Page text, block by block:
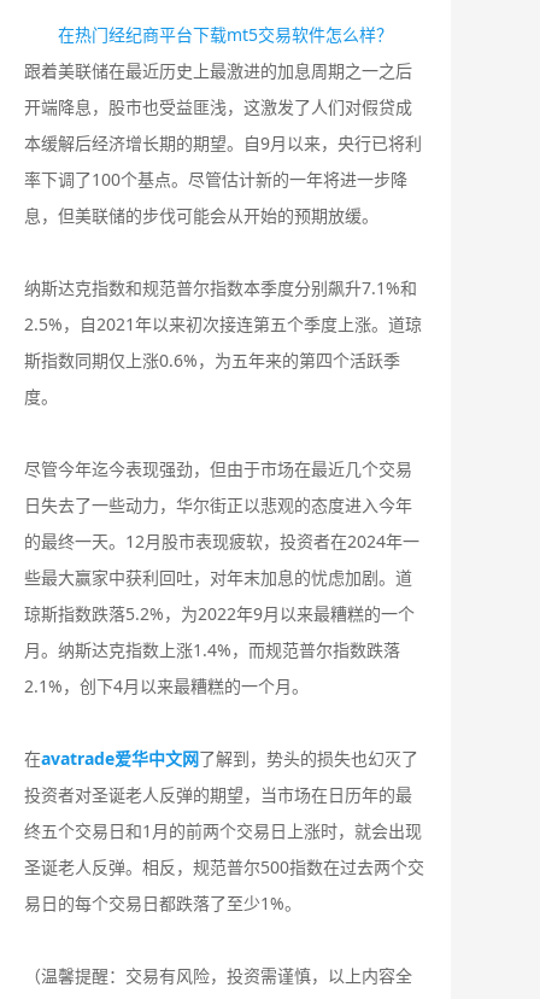
在热门经纪商平台下载mt5交易软件怎么样？
跟着美联储在最近历史上最激进的加息周期之一之后
开端降息，股市也受益匪浅，这激发了人们对假贷成
本缓解后经济增长期的期望。自9月以来，央行已将利
率下调了100个基点。尽管估计新的一年将进一步降
息，但美联储的步伐可能会从开始的预期放缓。
纳斯达克指数和规范普尔指数本季度分别飙升7.1%和
2.5%，自2021年以来初次接连第五个季度上涨。道琼
斯指数同期仅上涨0.6%，为五年来的第四个活跃季
度。
尽管今年迄今表现强劲，但由于市场在最近几个交易
日失去了一些动力，华尔街正以悲观的态度进入今年
的最终一天。12月股市表现疲软，投资者在2024年一
些最大赢家中获利回吐，对年末加息的忧虑加剧。道
琼斯指数跌落5.2%，为2022年9月以来最糟糕的一个
月。纳斯达克指数上涨1.4%，而规范普尔指数跌落
2.1%，创下4月以来最糟糕的一个月。
在avatrade爱华中文网了解到，势头的损失也幻灭了
投资者对圣诞老人反弹的期望，当市场在日历年的最
终五个交易日和1月的前两个交易日上涨时，就会出现
圣诞老人反弹。相反，规范普尔500指数在过去两个交
易日的每个交易日都跌落了至少1%。
（温馨提醒：交易有风险，投资需谨慎，以上内容全